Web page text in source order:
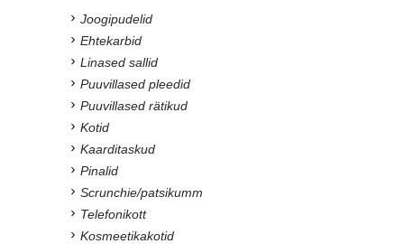
Joogipudelid
Ehtekarbid
Linased sallid
Puuvillased pleedid
Puuvillased rätikud
Kotid
Kaarditaskud
Pinalid
Scrunchie/patsikumm
Telefonikott
Kosmeetikakotid